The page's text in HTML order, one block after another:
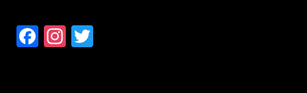
Facebook
Instagram